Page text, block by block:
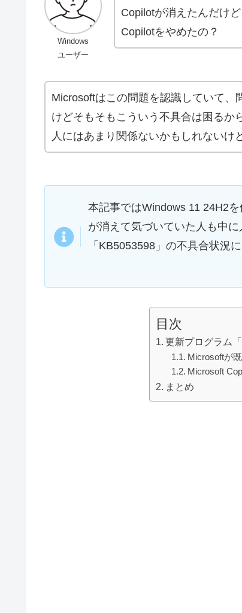
Windows
ユーザー
Copilotが消えたんだけ
Copilotをやめたの？
Microsoftはこの問題を認識していて、
けどそもそもこういう不具合は困るか
人にはあまり関係ないかもしれないけ
本記事ではWindows 11 24H2
が消えて気づいていた人も中
「KB5053598」の不具合状況
目次
更新プログラム
Microsoftが
Microsoft
まとめ